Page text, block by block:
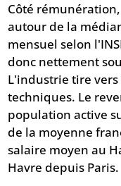
Côté
autour de la
mensuel selon
donc nettement
L'industrie tire
techniques. Le
population active
de la moyenne
salaire moyen au
Havre depuis Paris.